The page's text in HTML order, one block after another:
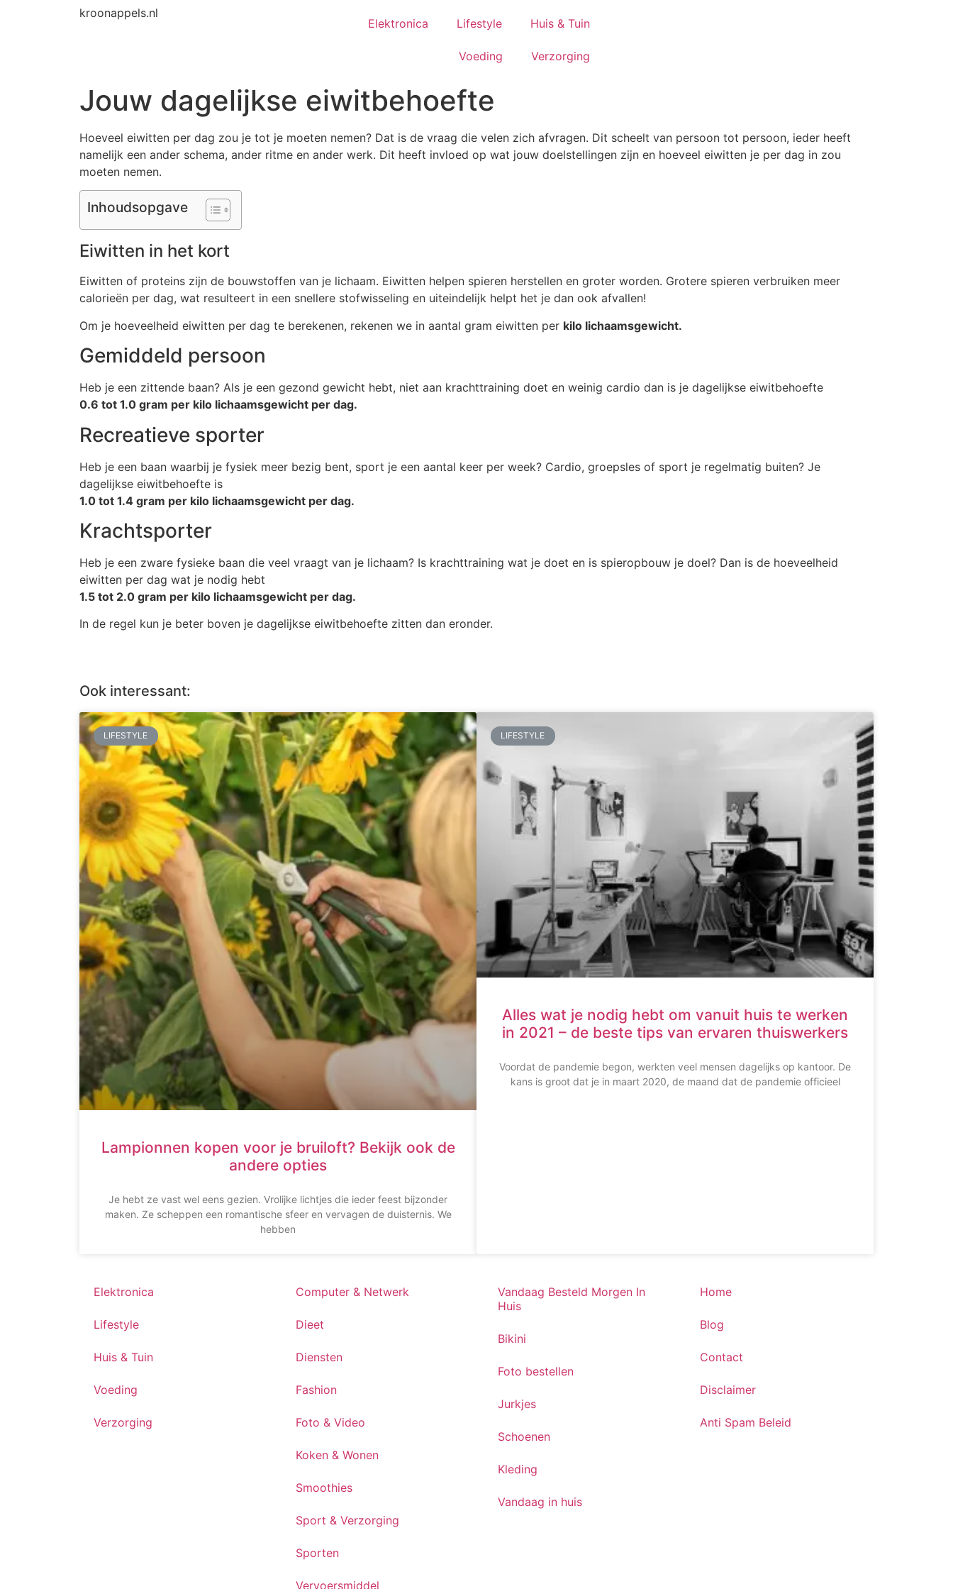
kroonappels.nl
Elektronica Lifestyle Huis & Tuin
Voeding Verzorging
Jouw dagelijkse eiwitbehoefte
Hoeveel eiwitten per dag zou je tot je moeten nemen? Dat is de vraag die velen zich afvragen. Dit scheelt van persoon tot persoon, ieder heeft
namelijk een ander schema, ander ritme en ander werk. Dit heeft invloed op wat jouw doelstellingen zijn en hoeveel eiwitten je per dag in zou
moeten nemen.
Inhoudsopgave
Eiwitten in het kort
Eiwitten of proteins zijn de bouwstoffen van je lichaam. Eiwitten helpen spieren herstellen en groter worden. Grotere spieren verbruiken meer
calorieën per dag, wat resulteert in een snellere stofwisseling en uiteindelijk helpt het je dan ook afvallen!
Om je hoeveelheid eiwitten per dag te berekenen, rekenen we in aantal gram eiwitten per kilo lichaamsgewicht.
Gemiddeld persoon
Heb je een zittende baan? Als je een gezond gewicht hebt, niet aan krachttraining doet en weinig cardio dan is je dagelijkse eiwitbehoefte
0.6 tot 1.0 gram per kilo lichaamsgewicht per dag.
Recreatieve sporter
Heb je een baan waarbij je fysiek meer bezig bent, sport je een aantal keer per week? Cardio, groepsles of sport je regelmatig buiten? Je
dagelijkse eiwitbehoefte is
1.0 tot 1.4 gram per kilo lichaamsgewicht per dag.
Krachtsporter
Heb je een zware fysieke baan die veel vraagt van je lichaam? Is krachttraining wat je doet en is spieropbouw je doel? Dan is de hoeveelheid
eiwitten per dag wat je nodig hebt
1.5 tot 2.0 gram per kilo lichaamsgewicht per dag.
In de regel kun je beter boven je dagelijkse eiwitbehoefte zitten dan eronder.
Ook interessant:
LIFESTYLE
Lampionnen kopen voor je bruiloft? Bekijk ook de
andere opties
Je hebt ze vast wel eens gezien. Vrolijke lichtjes die ieder feest bijzonder
maken. Ze scheppen een romantische sfeer en vervagen de duisternis. We
hebben
LIFESTYLE
Alles wat je nodig hebt om vanuit huis te werken
in 2021 – de beste tips van ervaren thuiswerkers
Voordat de pandemie begon, werkten veel mensen dagelijks op kantoor. De
kans is groot dat je in maart 2020, de maand dat de pandemie officieel
Elektronica
Lifestyle
Huis & Tuin
Voeding
Verzorging
Computer & Netwerk
Dieet
Diensten
Fashion
Foto & Video
Koken & Wonen
Smoothies
Sport & Verzorging
Sporten
Vervoersmiddel
Vandaag Besteld Morgen In
Huis
Bikini
Foto bestellen
Jurkjes
Schoenen
Kleding
Vandaag in huis
Home
Blog
Contact
Disclaimer
Anti Spam Beleid